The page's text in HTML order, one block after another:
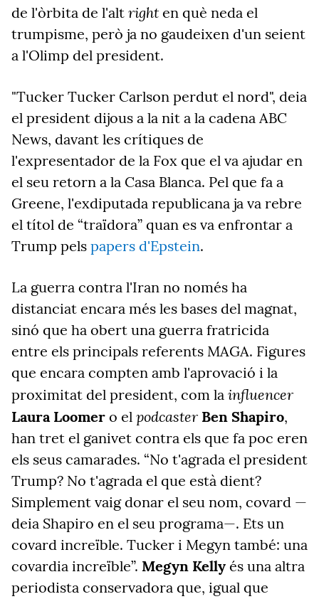
de l'òrbita de l'alt right en què neda el
trumpisme, però ja no gaudeixen d'un seient
a l'Olimp del president.
"Tucker Tucker Carlson perdut el nord", deia
el president dijous a la nit a la cadena ABC
News, davant les crítiques de
l'expresentador de la Fox que el va ajudar en
el seu retorn a la Casa Blanca. Pel que fa a
Greene, l'exdiputada republicana ja va rebre
el títol de “traïdora” quan es va enfrontar a
Trump pels papers d'Epstein.
La guerra contra l'Iran no només ha
distanciat encara més les bases del magnat,
sinó que ha obert una guerra fratricida
entre els principals referents MAGA. Figures
que encara compten amb l'aprovació i la
proximitat del president, com la influencer
Laura Loomer o el podcaster Ben Shapiro,
han tret el ganivet contra els que fa poc eren
els seus camarades. “No t'agrada el president
Trump? No t'agrada el que està dient?
Simplement vaig donar el seu nom, covard —
deia Shapiro en el seu programa—. Ets un
covard increïble. Tucker i Megyn també: una
covardia increïble”. Megyn Kelly és una altra
periodista conservadora que, igual que